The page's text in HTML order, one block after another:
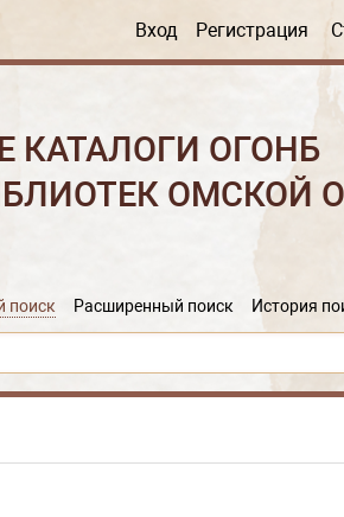
Вход Регистрация
КАТАЛОГИ ОГОНБ
ОМСКОЙ
поиск Расширенный поиск История